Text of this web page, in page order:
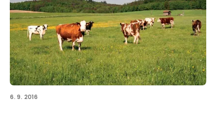
6. 9. 2016